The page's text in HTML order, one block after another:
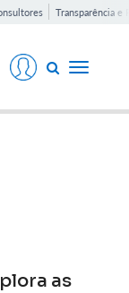
Transparência e
Toggle
as